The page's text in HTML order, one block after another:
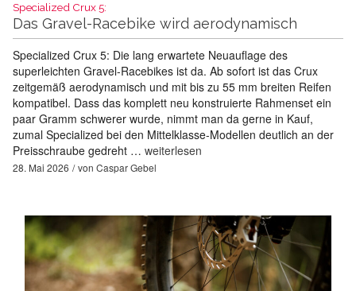
Specialized Crux 5:
Das Gravel-Racebike wird aerodynamisch
Specialized Crux 5: Die lang erwartete Neuauflage des
superleichten Gravel-Racebikes ist da. Ab sofort ist das Crux
zeitgemäß aerodynamisch und mit bis zu 55 mm breiten Reifen
kompatibel. Dass das komplett neu konstruierte Rahmenset ein
paar Gramm schwerer wurde, nimmt man da gerne in Kauf,
zumal Specialized bei den Mittelklasse-Modellen deutlich an der
Preisschraube gedreht … weiterlesen
28. Mai 2026 von Caspar Gebel